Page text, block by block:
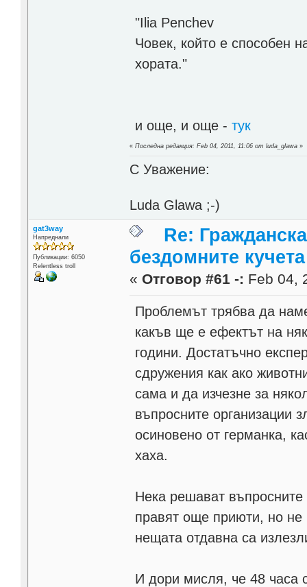
"Ilia Penchev
Човек, който е способен
хората."
и още, и още -тук
«Последна редакция: Feb 04, 2011, 11:06 от luda_glawa »
С Уважение:
Luda Glawa ;-)
gat3way
Напреднали
Публикации: 6050
Relentless troll
Re:
бездомните кучета
« Отговор #61 -: Feb 04,
Проблемът трябва да
какъв ще е ефектът на
години. Достатъчно
сдружения как ако
сама и да изчезне за
въпросните организации
осиновено от германка,
хаха.
Нека решават въпросните
правят още приюти, но
нещата отдавна са
И дори мисля, че 48 часа